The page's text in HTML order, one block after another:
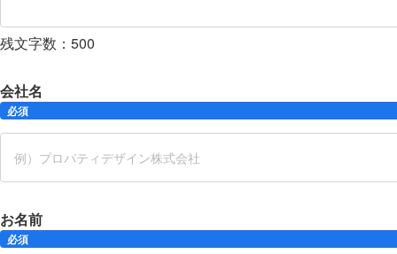
残文字数： 500
会社名
必須
お名前
必須